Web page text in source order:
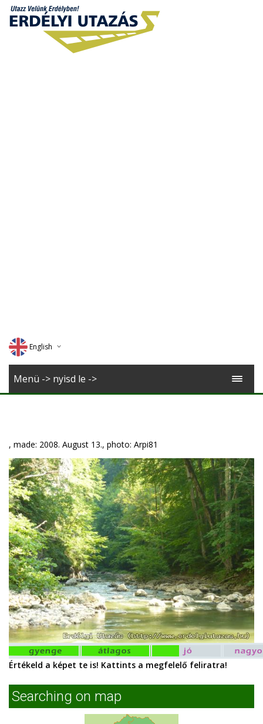
English
Deutsch
Menü -> nyisd le ->
, made: 2008. August 13., photo: Arpi81
Értékeld a képet te is! Kattints a megfelelő feliratra!
Searching on map